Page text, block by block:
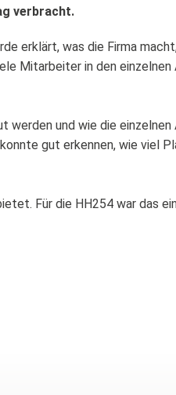
verbracht.
erklärt, was die Firma
Mitarbeiter in den
werden und wie die
gut erkennen, wie viel
Für die HH254 war das